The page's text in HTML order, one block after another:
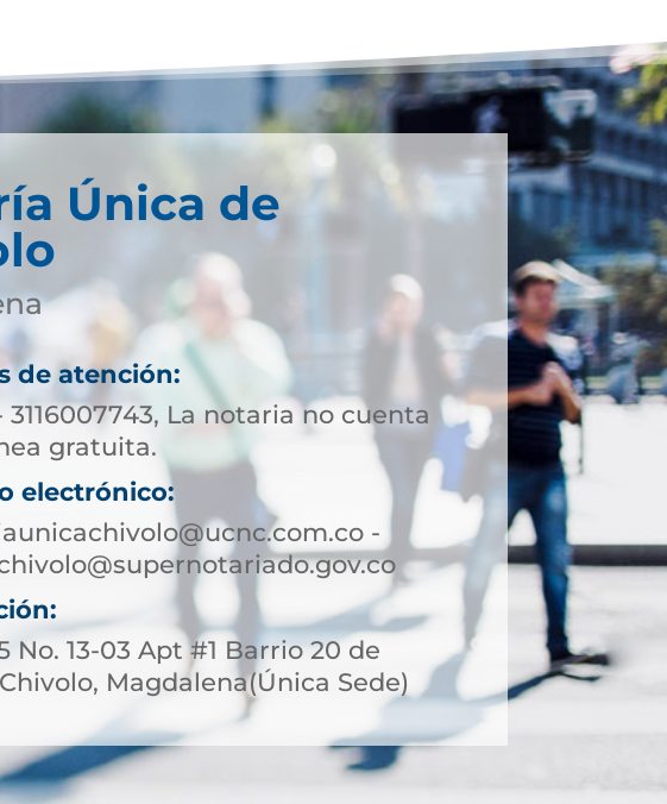
Única de
de atención:
3116007743, La notaria no cuenta
gratuita.
electrónico:
-
No. 13-03 Apt #1 Barrio 20 de
Magdalena(Única Sede)